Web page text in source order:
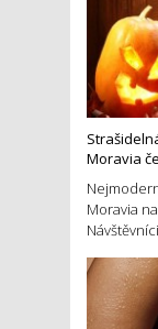
Moravia
Moravia
Návštěvníci